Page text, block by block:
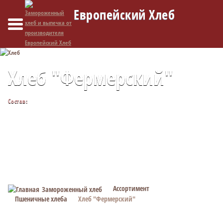
Европейский Хлеб
Хлеб "Фермерский"
Состав:
Замороженный хлеб
Ассортимент
Пшеничные хлеба
Хлеб "Фермерский"